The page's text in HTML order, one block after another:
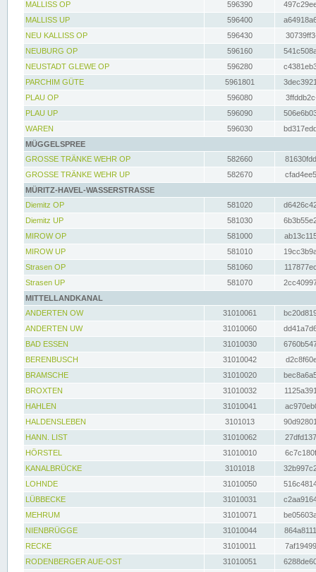
MALLISS OP
596390
MALLISS UP
596400
NEU KALLISS OP
596430
NEUBURG OP
596160
NEUSTADT GLEWE OP
596280
PARCHIM GÜTE
5961801
PLAU OP
596080
PLAU UP
596090
WAREN
596030
MÜGGELSPREE
GROSSE TRÄNKE WEHR OP
582660
GROSSE TRÄNKE WEHR UP
582670
MÜRITZ-HAVEL-WASSERSTRASSE
Diemitz OP
581020
Diemitz UP
581030
MIROW OP
581000
MIROW UP
581010
Strasen OP
581060
Strasen UP
581070
MITTELLANDKANAL
ANDERTEN OW
31010061
ANDERTEN UW
31010060
BAD ESSEN
31010030
BERENBUSCH
31010042
BRAMSCHE
31010020
BROXTEN
31010032
HAHLEN
31010041
HALDENSLEBEN
3101013
HANN. LIST
31010062
HÖRSTEL
31010010
KANALBRÜCKE
3101018
LOHNDE
31010050
LÜBBECKE
31010031
MEHRUM
31010071
NIENBRÜGGE
31010044
RECKE
31010011
RODENBERGER AUE-OST
31010051